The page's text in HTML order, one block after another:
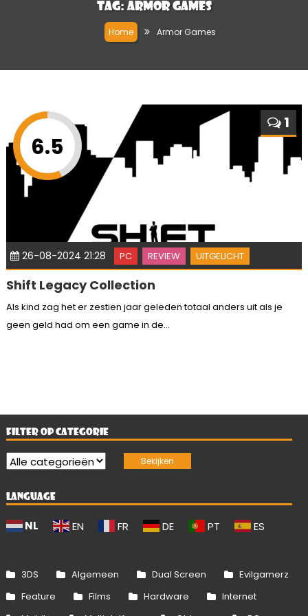
Tag: Armor Games
Home Armor Games
6.5
1
26-08-2024 21:28 PC REVIEW UITGELICHT
Shift Legacy Collection
Als kind zag het er zestien jaar geleden totaal anders uit als je
geen geld had om een game in de...
FILTER OP CATEGORIE
LANGUAGE
NL EN FR DE PT ES
3DS Algemeen Dual Screen
Evilgamerz
Feature
Films Hardware
Internet